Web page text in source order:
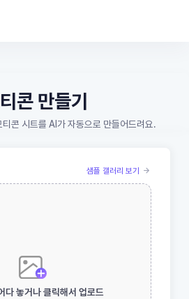
콘 만들기
콘 시트를 AI가 자동으로 만들어드려요.
샘플 갤러리 보기
다 놓거나 클릭해서 업로드